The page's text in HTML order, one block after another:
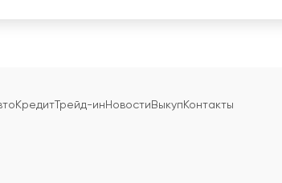
КредитТрейд-инНовостиВыкупКонтакты